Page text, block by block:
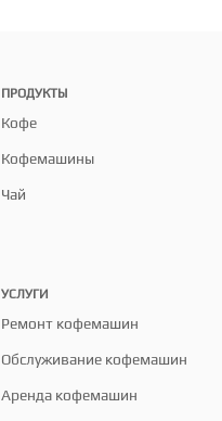
ПРОДУКТЫ
Кофе
Кофемашины
Чай
УСЛУГИ
Ремонт кофемашин
Обслуживание кофемашин
Аренда кофемашин